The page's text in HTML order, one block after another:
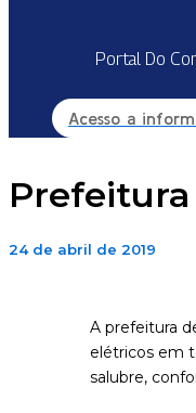
Portal Do
Acesso a
24 de abril de 2019
A prefeitura
elétricos em
salubre,